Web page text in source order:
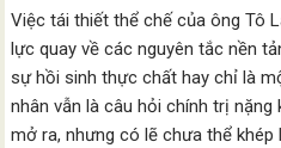
Việc tái thiết thể chế của ông Tô
lực quay về các nguyên tắc nền
sự hồi sinh thực chất hay chỉ là
nhân vẫn là câu hỏi chính trị
mở ra, nhưng có lẽ chưa thể khép